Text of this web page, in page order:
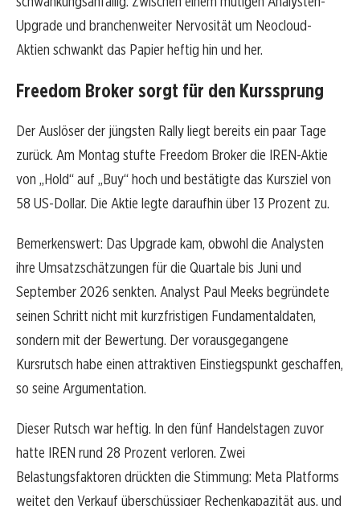
Upgrade und branchenweiter Nervosität um Neocloud-
Aktien schwankt das Papier heftig hin und her.
Freedom Broker sorgt für den Kurssprung
Der Auslöser der jüngsten Rally liegt bereits ein paar Tage
zurück. Am Montag stufte Freedom Broker die IREN-Aktie
von „Hold“ auf „Buy“ hoch und bestätigte das Kursziel von
58 US-Dollar. Die Aktie legte daraufhin über 13 Prozent zu.
Bemerkenswert: Das Upgrade kam, obwohl die Analysten
ihre Umsatzschätzungen für die Quartale bis Juni und
September 2026 senkten. Analyst Paul Meeks begründete
seinen Schritt nicht mit kurzfristigen Fundamentaldaten,
sondern mit der Bewertung. Der vorausgegangene
Kursrutsch habe einen attraktiven Einstiegspunkt geschaffen,
so seine Argumentation.
Dieser Rutsch war heftig. In den fünf Handelstagen zuvor
hatte IREN rund 28 Prozent verloren. Zwei
Belastungsfaktoren drückten die Stimmung: Meta Platforms
weitet den Verkauf überschüssiger Rechenkapazität aus, und